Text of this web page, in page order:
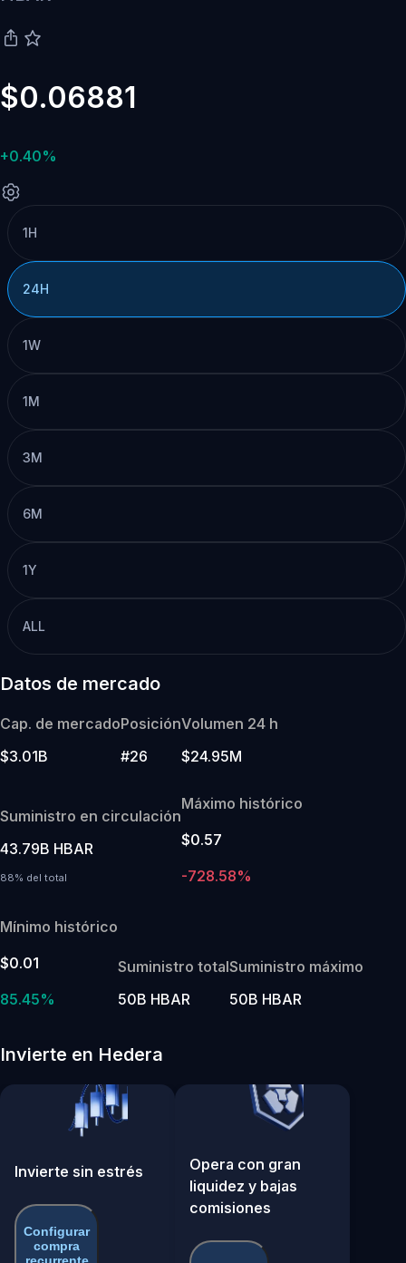
$0.06881
+0.40%
1H
24H
1W
1M
3M
6M
1Y
ALL
Datos de mercado
Cap. de mercado
$3.01B
Posición
#26
Volumen 24 h
$24.95M
Suministro en circulación
43.79B HBAR
88% del total
Máximo histórico
$0.57
-728.58%
Mínimo histórico
$0.01
85.45%
Suministro total
50B HBAR
Suministro máximo
50B HBAR
Invierte en Hedera
Invierte sin estrés
Configurar
compra
recurrente
Opera con gran
liquidez y bajas
comisiones